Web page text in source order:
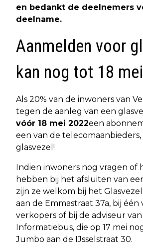
en bedankt de deelnemers
deelname.
Aanmelden voor
kan nog tot 18
Als 20% van de inwoners van
tegen de aanleg van een
vóór 18 mei 2022een
een van de
glasvezel!
Indien inwoners nog vragen of
hebben bij het afsluiten van
zijn ze welkom bij het
aan de Emmastraat 37a, bij één
verkopers of bij de adviseur van
Informatiebus, die op 17 mei
Jumbo aan de IJsselstraat 30.